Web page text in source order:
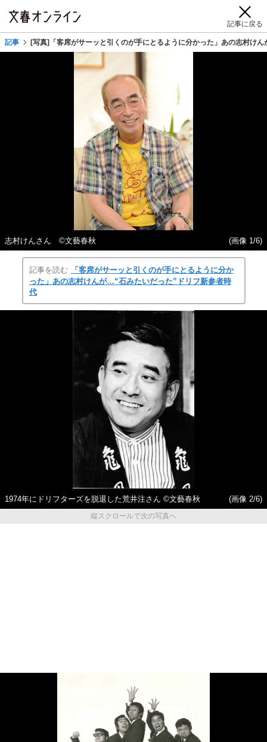
記事に戻る
記事 [写真]「客席がサーッと引くのが手にとるように分かった」あの志村け
志村けんさん ©文藝春秋 (画像 1/6)
記事を読む
「客席がサーッと引くのが手にとるように分か
った」あの志村けんが…“石みたいだった”ドリフ新参者時
代
1974年にドリフターズを脱退した荒井注さん ©文藝春秋
(画像 2/6)
縦スクロールで次の写真へ